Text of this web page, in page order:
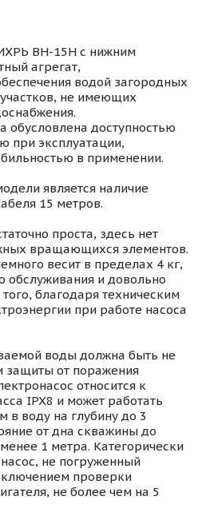
ВН-15Н с нижним
агрегат,
водой загородных
не имеющих
обусловлена доступностью
при эксплуатации,
в применении.
является наличие
15 метров.
проста, здесь нет
вращающихся элементов.
весит в пределах 4 кг,
обслуживания и довольно
благодаря техническим
при работе насоса
воды должна быть не
защиты от поражения
относится к
IPX8 и может работать
в воду на глубину до 3
от дна скважины до
1 метра. Категорически
не погруженный
проверки
не более чем на 5